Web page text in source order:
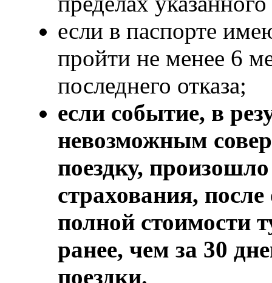
если в паспорте
пройти не менее 6
последнего отказа;
если событие, в
невозможным
поездку,
страхования,
полной стоимости
ранее, чем за 30
поездки.